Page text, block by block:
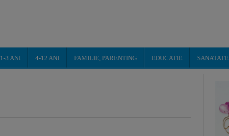
1-3 ANI 4-12 ANI FAMILIE, PARENTING EDUCATIE SANATATE